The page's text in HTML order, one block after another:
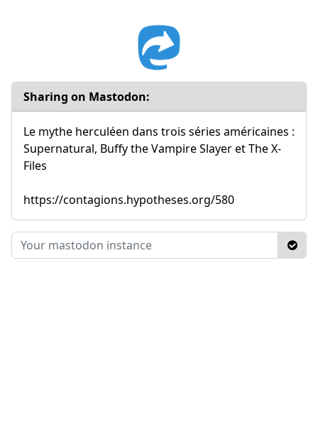
Sharing on Mastodon:
Le mythe herculéen dans trois séries américaines :
Supernatural, Buffy the Vampire Slayer et The X-
Files
https://contagions.hypotheses.org/580